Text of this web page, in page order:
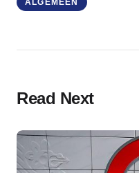
ALGEMEEN
Read Next